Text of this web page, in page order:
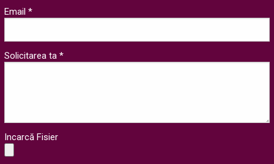
Email *
Solicitarea ta *
Incarcă Fisier